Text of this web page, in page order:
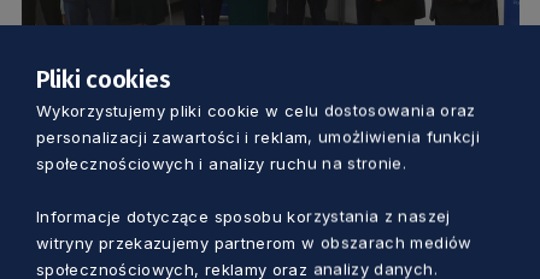
KOMUNIKACJA
Razem dla rozwoju dróg w północnej
Aleksander Olszak 4 lata temu
Pliki cookies
Wykorzystujemy pliki cookie w celu dostosowania oraz
personalizacji zawartości i reklam, umożliwienia funkcji
społecznościowych i analizy ruchu na stronie.
Informacje dotyczące sposobu korzystania z naszej
witryny przekazujemy partnerom w obszarach mediów
społecznościowych, reklamy oraz analizy danych.